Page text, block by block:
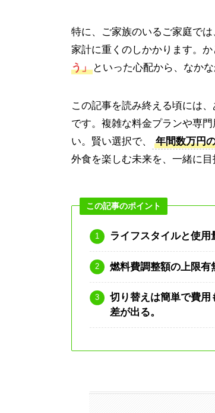
特に、ご家族のいるご家庭で
家計に重くのしかかります。か
う」 といった心配から、なか
この記事を読み終える頃には
です。複雑な料金プランや専
い。賢い選択で、
年間数万円
外食を楽しむ未来を、一緒に目
この記事のポイント
ライフスタイルと使用
燃料費調整額の上限有
切り替えは簡単で費用
差が出る。